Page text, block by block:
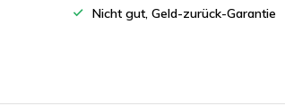
Nicht gut, Geld-zurück-Garantie